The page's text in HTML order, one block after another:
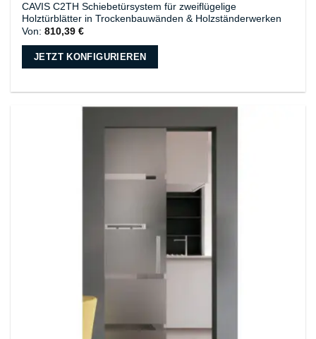
CAVIS C2TH Schiebetürsystem für zweiflügelige
Holztürblätter in Trockenbauwänden & Holzständerwerken
Von:810,39€
JETZT KONFIGURIEREN